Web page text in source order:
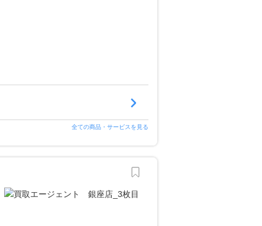
全ての商品・サービスを見る